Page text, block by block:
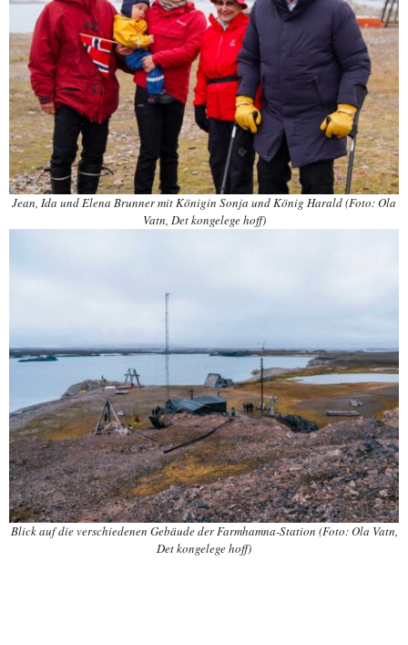
Jean, Ida und Elena Brunner mit Königin Sonja und König Harald (Foto: Ola
Vatn, Det kongelege hoff)
Blick auf die verschiedenen Gebäude der Farmhamna-Station (Foto: Ola Vatn,
Det kongelege hoff)